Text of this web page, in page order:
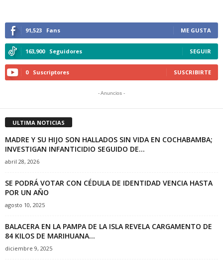
91,523 Fans ME GUSTA
163,900 Seguidores SEGUIR
0 Suscriptores SUSCRIBIRTE
- Anuncios -
ULTIMA NOTICIAS
MADRE Y SU HIJO SON HALLADOS SIN VIDA EN COCHABAMBA;
INVESTIGAN INFANTICIDIO SEGUIDO DE...
abril 28, 2026
SE PODRÁ VOTAR CON CÉDULA DE IDENTIDAD VENCIA HASTA
POR UN AÑO
agosto 10, 2025
BALACERA EN LA PAMPA DE LA ISLA REVELA CARGAMENTO DE
84 KILOS DE MARIHUANA...
diciembre 9, 2025